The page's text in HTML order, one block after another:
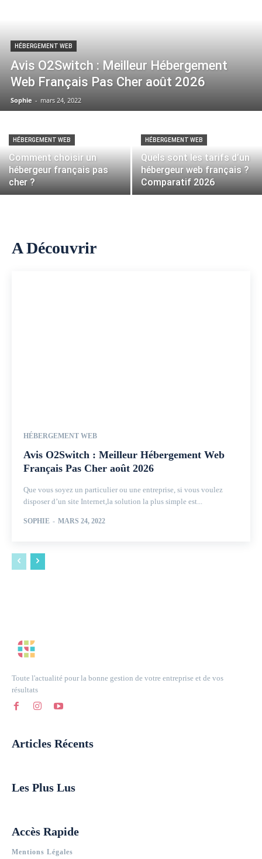
HÉBERGEMENT WEB
Avis O2Switch : Meilleur Hébergement
Web Français Pas Cher août 2026
Sophie - mars 24, 2022
HÉBERGEMENT WEB
Comment choisir un
hébergeur français pas
cher ?
HÉBERGEMENT WEB
Quels sont les tarifs d’un
hébergeur web français ?
Comparatif 2026
A Découvrir
HÉBERGEMENT WEB
Avis O2Switch : Meilleur Hébergement Web
Français Pas Cher août 2026
Que vous soyez un particulier ou une entreprise, si vous voulez
disposer d’un site Internet,la solution la plus simple est...
SOPHIE - MARS 24, 2022
Toute l'actualité pour la bonne gestion de votre entreprise et de vos
résultats
Articles Récents
Les Plus Lus
Accès Rapide
Mentions Légales